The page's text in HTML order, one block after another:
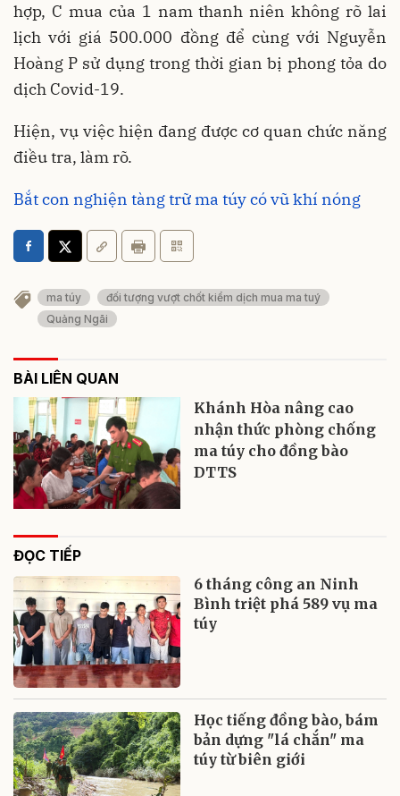
hợp, C mua của 1 nam thanh niên không rõ lai
lịch với giá 500.000 đồng để cùng với Nguyễn
Hoàng P sử dụng trong thời gian bị phong tỏa do
dịch Covid-19.
Hiện, vụ việc hiện đang được cơ quan chức năng
điều tra, làm rõ.
Bắt con nghiện tàng trữ ma túy có vũ khí nóng
ma túy
đối tượng vượt chốt kiểm dịch mua ma tuý
Quảng Ngãi
BÀI LIÊN QUAN
Khánh Hòa nâng cao
nhận thức phòng chống
ma túy cho đồng bào
DTTS
ĐỌC TIẾP
6 tháng công an Ninh
Bình triệt phá 589 vụ ma
túy
Học tiếng đồng bào, bám
bản dựng "lá chắn" ma
túy từ biên giới